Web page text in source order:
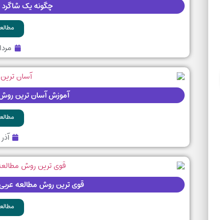
چگونه یک شاگرد
مرداد
آموزش آسان ترین روش تند
آذر ۲۶,
قوی ترین روش مطالعه عربی